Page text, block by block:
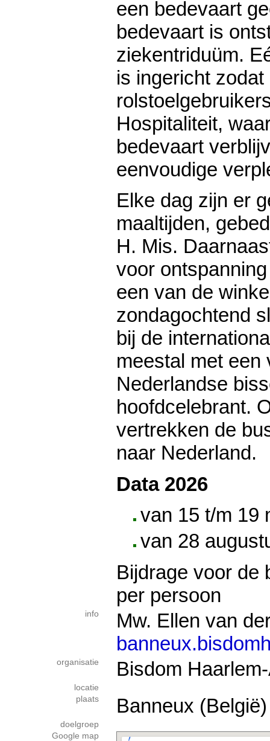
een bedevaart
bedevaart is
ziekentriduüm.
is ingericht zodat
Hospitaliteit,
bedevaart
eenvoudige
Elke dag zijn er
maaltijden,
H. Mis.
voor
een van de
zondagochtend
bij de
meestal met een
Nederlandse
hoofdcelebrant.
vertrekken de
naar Nederland.
Data 2026
van 15 t/m 19
van 28
Bijdrage voor de
per persoon
info
Mw. Ellen van
organisatie Bisdom
locatie
plaats
Banneux (België)
doelgroep
Google map